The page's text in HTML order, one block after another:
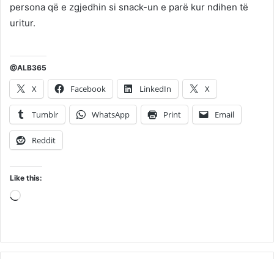
persona që e zgjedhin si snack-un e parë kur ndihen të
uritur.
@ALB365
X Facebook LinkedIn X
Tumblr WhatsApp Print Email
Reddit
Like this:
Loading…